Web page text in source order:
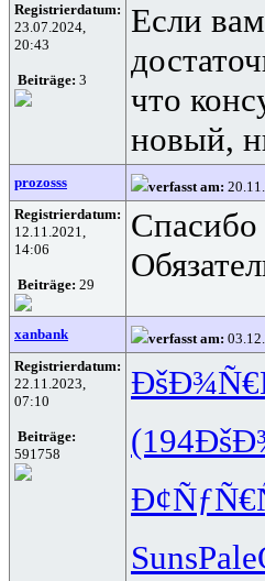
Registrierdatum:
23.07.2024,
20:43
Beiträge: 3
Если
что
новый,
prozosss verfasst am:
Registrierdatum:
12.11.2021,
14:06
Beiträge: 29
Спасибо
xanbank verfasst am:
Registrierdatum:
22.11.2023,
07:10
Beiträge:
591758
(194
SunsPale